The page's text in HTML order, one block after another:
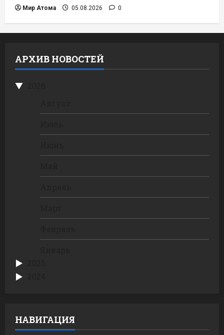
Мир Атома 05.08.2026 0
АРХИВ НОВОСТЕЙ
НАВИГАЦИЯ